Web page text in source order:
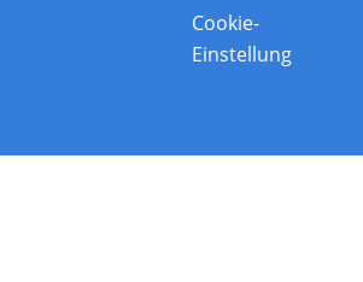
Cookie-
Einstellung